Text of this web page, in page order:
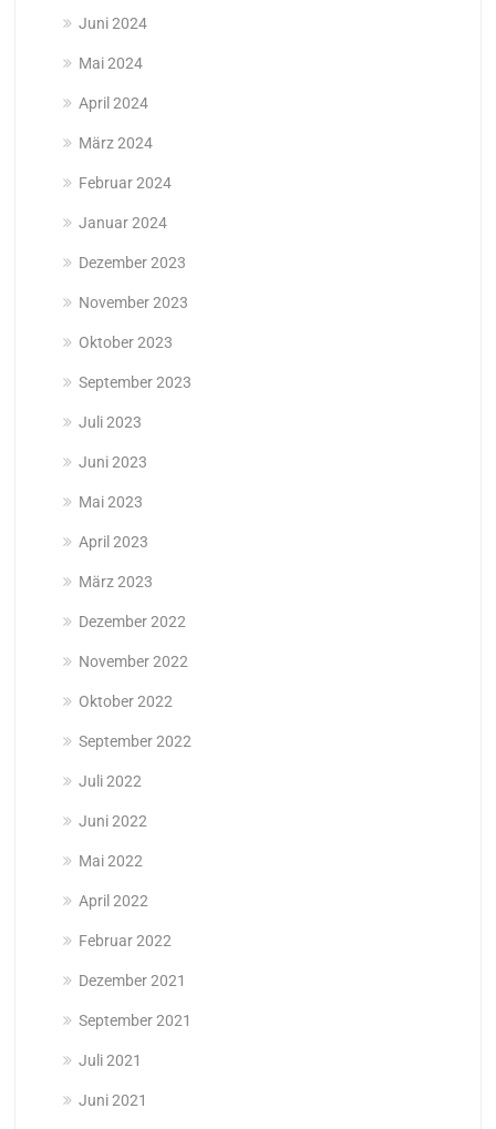
Juni 2024
Mai 2024
April 2024
März 2024
Februar 2024
Januar 2024
Dezember 2023
November 2023
Oktober 2023
September 2023
Juli 2023
Juni 2023
Mai 2023
April 2023
März 2023
Dezember 2022
November 2022
Oktober 2022
September 2022
Juli 2022
Juni 2022
Mai 2022
April 2022
Februar 2022
Dezember 2021
September 2021
Juli 2021
Juni 2021